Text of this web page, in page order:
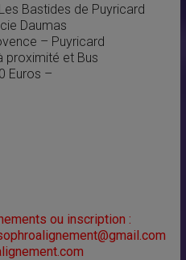
Les Bastides de Puyricard
Daumas
– Puyricard
proximité et Bus
Euros –
ou inscription :